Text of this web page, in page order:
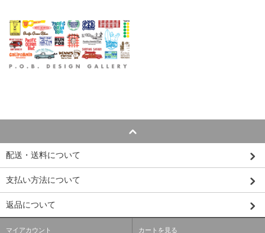
配送・送料について
支払い方法について
返品について
マイアカウント カートを見る